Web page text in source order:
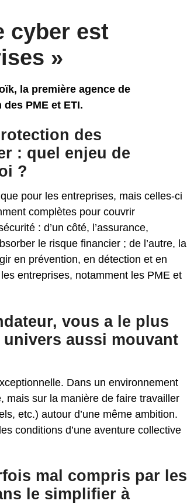
cyber est
»
la première agence de
PME et ETI.
des
: quel enjeu de
?
pour les entreprises, mais celles-ci
complètes pour couvrir
: d’un côté, l’assurance,
le risque financier ; de l’autre, la
en prévention, en détection et en
entreprises, notamment les PME et
vous a le plus
aussi mouvant
Dans un environnement
mais sur la manière de faire travailler
etc.) autour d’une même ambition.
conditions d’une aventure collective
mal compris par les
le simplifier à